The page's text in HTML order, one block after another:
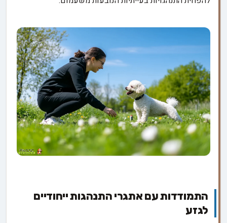
התמודדות עם אתגרי התנהגות ייחודיים
לגזע